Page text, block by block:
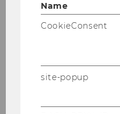
März 2013
Mitteilungsblatt
Mitteilungsblatt
Name
CookieConsent
site-popup